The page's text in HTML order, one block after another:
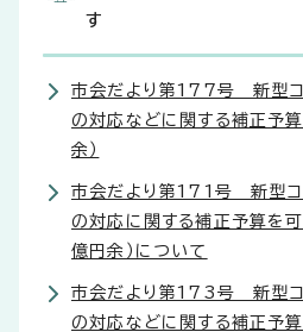
す
市会だより第177号 新型コ
の対応などに関する補正予
余）
市会だより第171号 新型コ
の対応に関する補正予算を
億円余）について
市会だより第173号 新型コ
の対応などに関する補正予算